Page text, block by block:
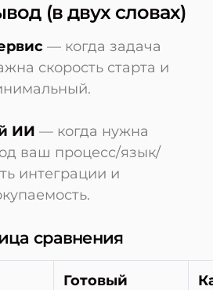
(в двух словах)
— когда задача
скорость старта и
ИИ — когда нужна
ваш процесс/язык/
интеграции и
сравнения
Готовый